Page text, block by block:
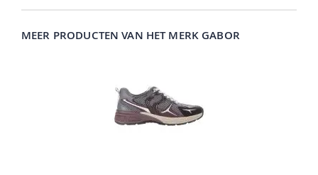
MEER PRODUCTEN VAN HET MERK GABOR